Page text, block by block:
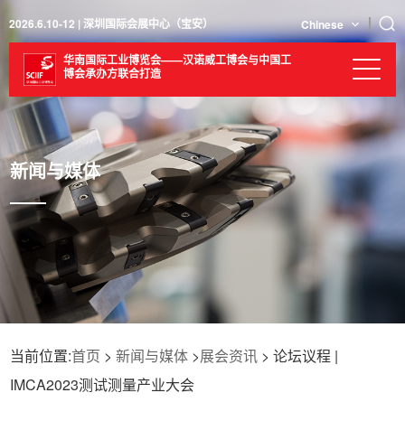
2026.6.10-12 | 深圳国际会展中心（宝安） Chinese
华南国际工业博览会——汉诺威工博会与中国工
博会承办方联合打造
新闻与媒体
当前位置:首页 >新闻与媒体 >展会资讯 > 论坛议程 |
IMCA2023测试测量产业大会